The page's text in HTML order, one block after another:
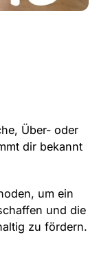
Über- oder
dir bekannt
um ein
und die
zu fördern.